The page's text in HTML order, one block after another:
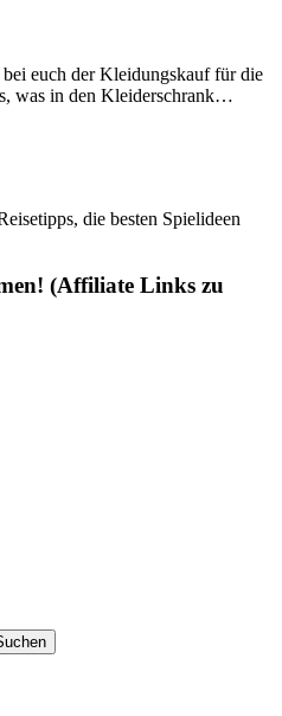
euch der Kleidungskauf für die
was in den Kleiderschrank…
die besten Spielideen
(Affiliate Links zu